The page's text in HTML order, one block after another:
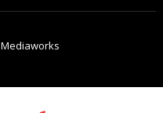
Mediaworks